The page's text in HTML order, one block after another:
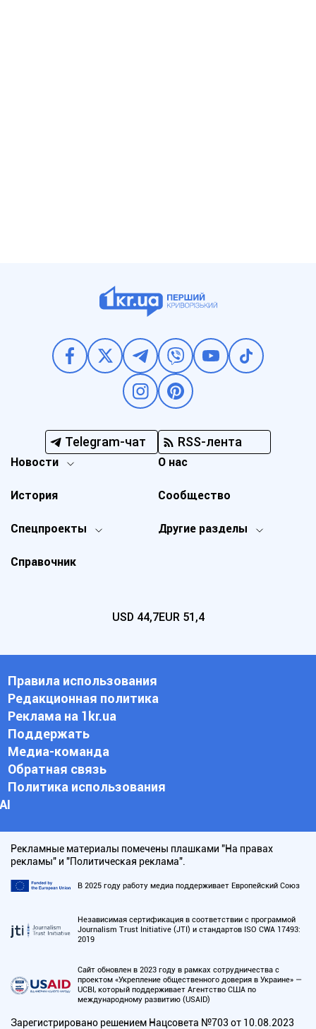
Telegram-чат RSS-лента
Новости
Спецпроекты Другие разделы
История
О нас
Справочник
Сообщество
USD 44,7EUR 51,4
Правила использования
Редакционная политика
Реклама на 1kr.ua
Поддержать
Медиа-команда
Обратная связь
Политика использования
АI
Рекламные материалы помечены плашками "На правах
рекламы" и "Политическая реклама".
В 2025 году работу медиа поддерживает Европейский Союз
Независимая сертификация в соответствии с программой
Journalism Trust Initiative (JTI) и стандартов ISO CWA 17493:
2019
Сайт обновлен в 2023 году в рамках сотрудничества с
проектом «Укрепление общественного доверия в Украине» —
UCBI, который поддерживает Агентство США по
международному развитию (USAID)
Зарегистрировано решением Нацсовета №703 от 10.08.2023